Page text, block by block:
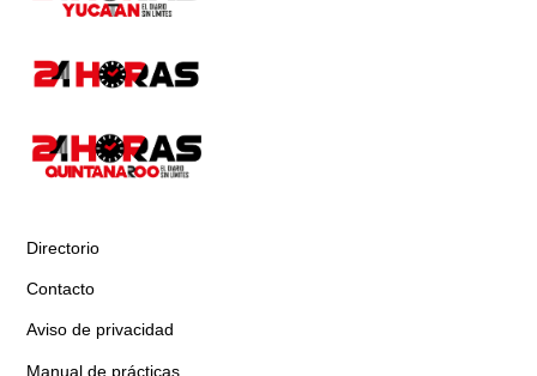
Directorio
Contacto
Aviso de privacidad
Manual de prácticas